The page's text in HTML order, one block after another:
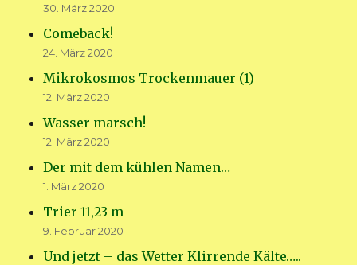
30. März 2020
Comeback!
24. März 2020
Mikrokosmos Trockenmauer (1)
12. März 2020
Wasser marsch!
12. März 2020
Der mit dem kühlen Namen…
1. März 2020
Trier 11,23 m
9. Februar 2020
Und jetzt – das Wetter Klirrende Kälte…..